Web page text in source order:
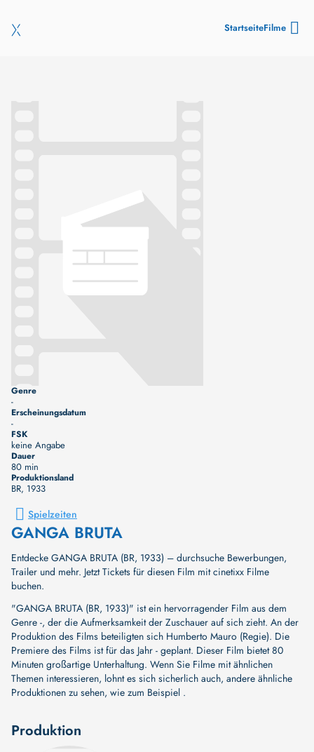
StartseiteFilme
Genre
-
Erscheinungsdatum
-
FSK
keine Angabe
Dauer
80 min
Produktionsland
BR, 1933
Spielzeiten
GANGA BRUTA
Entdecke GANGA BRUTA (BR, 1933) – durchsuche Bewerbungen,
Trailer und mehr. Jetzt Tickets für diesen Film mit cinetixx Filme
buchen.
"GANGA BRUTA (BR, 1933)" ist ein hervorragender Film aus dem
Genre -, der die Aufmerksamkeit der Zuschauer auf sich zieht. An der
Produktion des Films beteiligten sich Humberto Mauro (Regie). Die
Premiere des Films ist für das Jahr - geplant. Dieser Film bietet 80
Minuten großartige Unterhaltung. Wenn Sie Filme mit ähnlichen
Themen interessieren, lohnt es sich sicherlich auch, andere ähnliche
Produktionen zu sehen, wie zum Beispiel .
Produktion